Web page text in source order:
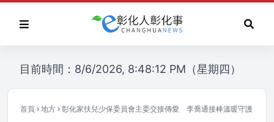
目前時間：8/6/2026, 8:48:12 PM（星期四）
首頁 地方 彰化家扶兒少保委員會主委交接傳愛 李喬通接棒溫暖守護